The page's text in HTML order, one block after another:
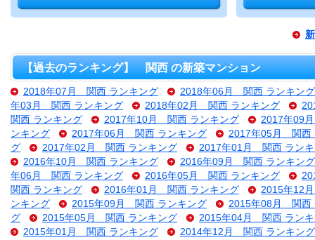
【過去のランキング】 関西 の新築マンション
2018年07月 関西 ランキング
2018年06月 関西 ランキング
年03月 関西 ランキング
2018年02月 関西 ランキング
関西 ランキング
2017年10月 関西 ランキング
2017年09
ンキング
2017年06月 関西 ランキング
2017年05月 関西
グ
2017年02月 関西 ランキング
2017年01月 関西 ランキ
2016年10月 関西 ランキング
2016年09月 関西 ランキング
年06月 関西 ランキング
2016年05月 関西 ランキング
関西 ランキング
2016年01月 関西 ランキング
2015年12
ンキング
2015年09月 関西 ランキング
2015年08月 関西
グ
2015年05月 関西 ランキング
2015年04月 関西 ランキ
2015年01月 関西 ランキング
2014年12月 関西 ランキング